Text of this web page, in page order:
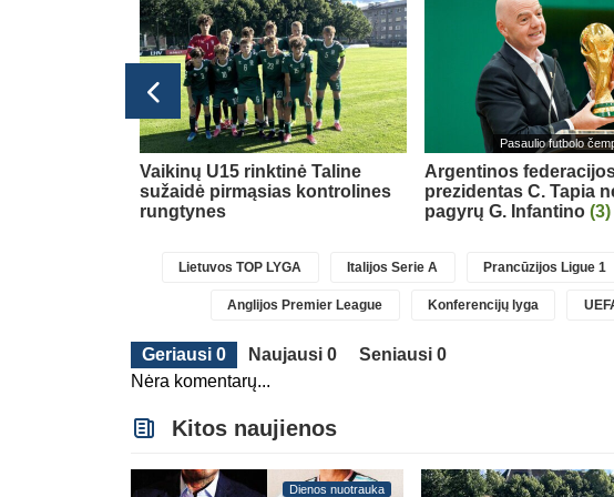
Vaikinų U15 rinktinė Taline
sužaidė pirmąsias kontrolines
rungtynes
Pasaulio futbolo
Argentinos
prezidentas C. Tapia
pagyrų G. Infantino (3)
Lietuvos TOP LYGA Italijos Serie A Prancūzijos Ligue 1
Anglijos Premier League Konferencijų lyga
Geriausi 0 Naujausi 0
Seniausi 0
Nėra komentarų...
Kitos naujienos
Dienos nuotrauka